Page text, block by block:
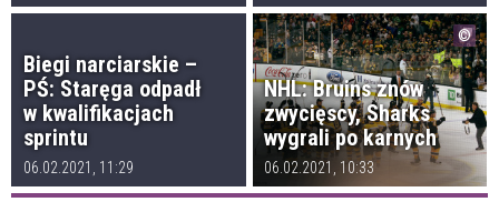
Biegi narciarskie –
PŚ: Staręga odpadł
w kwalifikacjach
sprintu
06.02.2021, 11:29
NHL: Bruins znów
zwycięscy, Sharks
wygrali po karnych
06.02.2021, 10:33